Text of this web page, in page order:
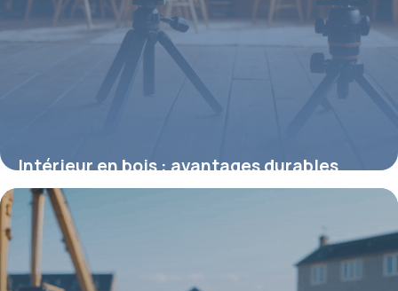
Intérieur en bois : avantages durables
pour une maison chaleureuse
15 septembre 2025